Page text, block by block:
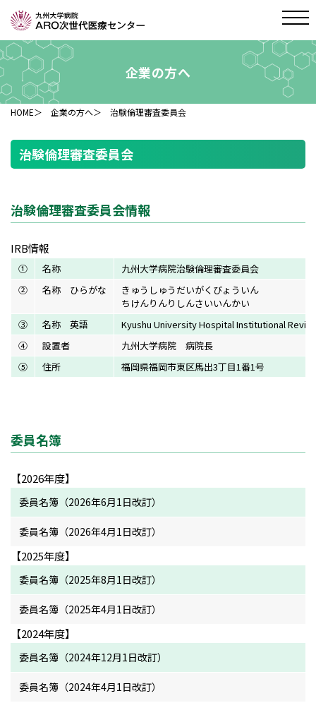
企業の方へ
HOME＞ 企業の方へ＞ 治験倫理審査委員会
治験倫理審査委員会
治験倫理審査委員会情報
IRB情報
① 名称
九州大学病院治験倫理審査委員会
②
名称 ひらがな
きゅうしゅうだいがくびょういん
ちけんりんりしんさいいんかい
③
名称 英語
Kyushu University Hospital Institutional
④
設置者
九州大学病院 病院長
⑤
住所 福岡県福岡市東区馬出3丁目1番1号
委員名簿
【2026年度】
委員名簿（2026年6月1日改訂）
委員名簿（2026年4月1日改訂）
【2025年度】
委員名簿（2025年8月1日改訂）
委員名簿（2025年4月1日改訂）
【2024年度】
委員名簿（2024年12月1日改訂）
委員名簿（2024年4月1日改訂）